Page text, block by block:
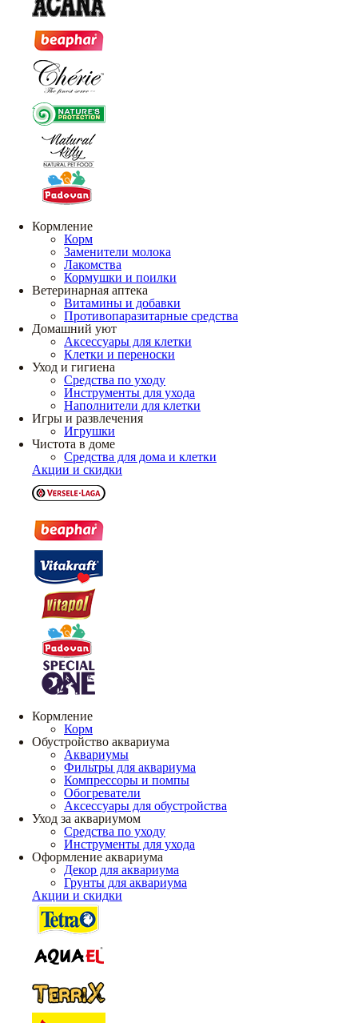
Кормление
Корм
Заменители молока
Лакомства
Кормушки и поилки
Ветеринарная аптека
Витамины и добавки
Противопаразитарные средства
Домашний уют
Аксессуары для клетки
Клетки и переноски
Уход и гигиена
Средства по уходу
Инструменты для ухода
Наполнители для клетки
Игры и развлечения
Игрушки
Чистота в доме
Средства для дома и клетки
Акции и скидки
Кормление
Корм
Обустройство аквариума
Аквариумы
Фильтры для аквариума
Компрессоры и помпы
Обогреватели
Аксессуары для обустройства
Уход за аквариумом
Средства по уходу
Инструменты для ухода
Оформление аквариума
Декор для аквариума
Грунты для аквариума
Акции и скидки